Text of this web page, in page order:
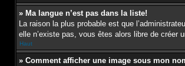
» Ma langue n’est pas dans la liste!
La raison la plus probable est que
elle n’existe pas, vous êtes alors libre de créer
Haut
» Comment afficher une image sous mon